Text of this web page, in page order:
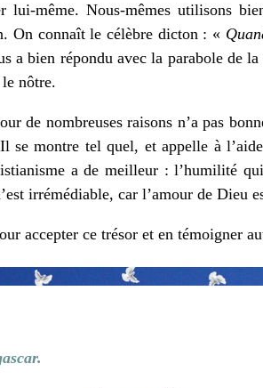
lui-même. Nous-mêmes utilisons
On connaît le célèbre dicton : «
a bien répondu avec la parabole de
nôtre.
de nombreuses raisons n’a pas
se montre tel quel, et appelle à
a de meilleur : l’humilité
irrémédiable, car l’amour de Dieu
accepter ce trésor et en témoigner